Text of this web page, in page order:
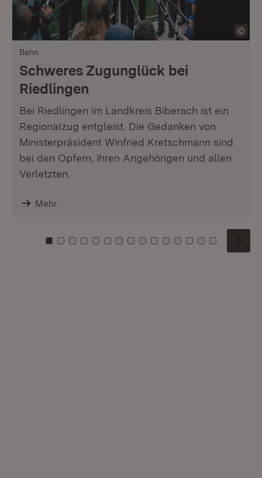
Bahn
Schweres Zugunglück bei
Riedlingen
Bei Riedlingen im Landkreis Biberach ist ein
Regionalzug entgleist. Die Gedanken von
Ministerpräsident Winfried Kretschmann sind
bei den Opfern, ihren Angehörigen und allen
Verletzten.
Mehr
Zu Kachel: 0
Zu Kachel: 1
Zu Kachel: 2
Zu Kachel: 3
Zu Kachel: 4
Zu Kachel: 5
Zu Kachel: 6
Zu Kachel: 7
Zu Kachel: 8
Zu Kachel: 9
Zu Kachel: 10
Zu Kachel: 11
Zu Kachel: 12
Zu Kachel:
Zu